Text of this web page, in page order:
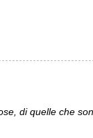
di quelle che